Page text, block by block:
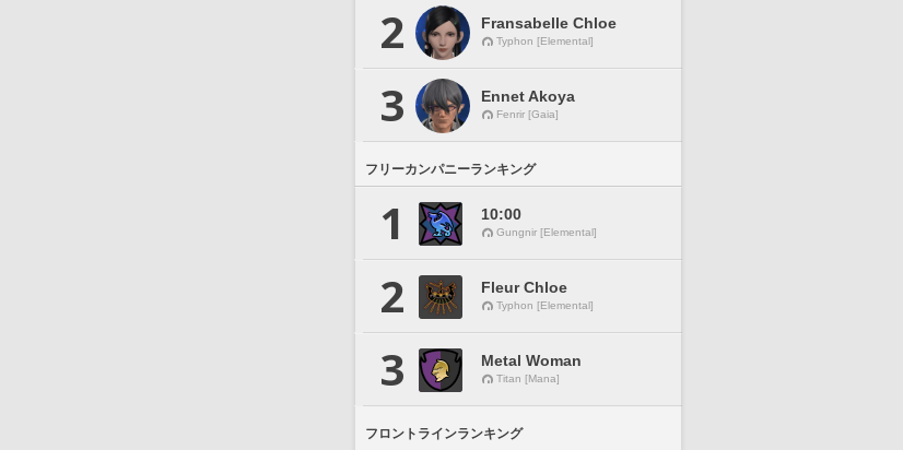
2 Fransabelle Chloe
Typhon [Elemental]
3 Ennet Akoya
Fenrir [Gaia]
フリーカンパニーランキング
1 10:00
Gungnir [Elemental]
2 Fleur Chloe
Typhon [Elemental]
3 Metal Woman
Titan [Mana]
フロントラインランキング